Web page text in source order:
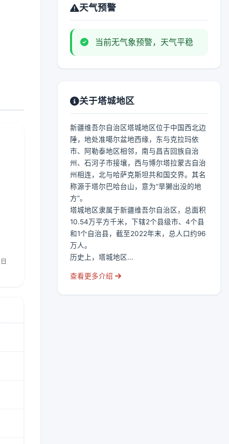
天气预警
当前无气象预警，天气平稳
关于塔城地区
新疆维吾尔自治区塔城地区位于中国西北边
陲，地处准噶尔盆地西缘，东与克拉玛依
市、阿勒泰地区相邻，南与昌吉回族自治
州、石河子市接壤，西与博尔塔拉蒙古自治
州相连，北与哈萨克斯坦共和国交界。其名
称源于塔尔巴哈台山，意为“旱獭出没的地
方”。
塔城地区隶属于新疆维吾尔自治区，总面积
10.54万平方千米，下辖2个县级市、4个县
和1个自治县，截至2022年末，总人口约96
万人。
历史上，塔城地区...
查看更多介绍